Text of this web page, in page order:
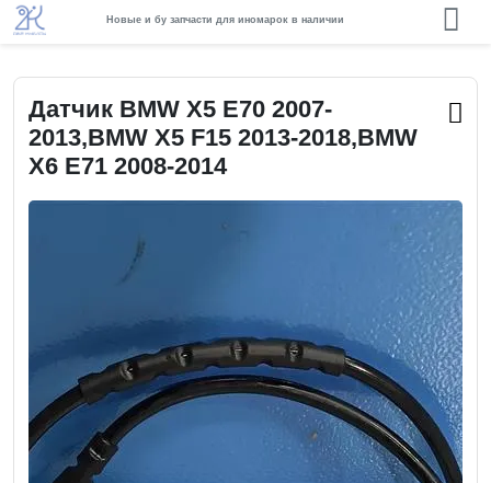
Новые и бу запчасти для иномарок в наличии
Датчик BMW X5 E70 2007-
2013,BMW X5 F15 2013-2018,BMW
X6 E71 2008-2014